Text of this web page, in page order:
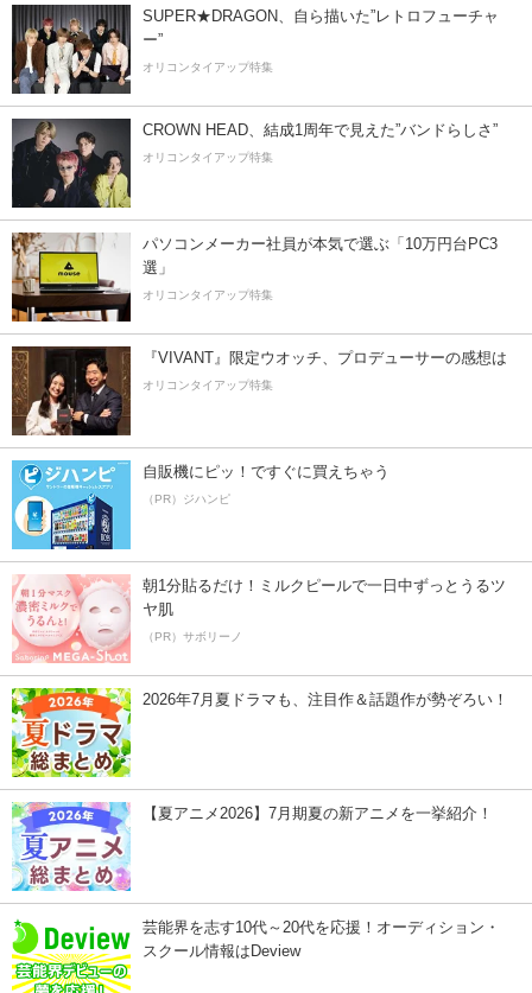
SUPER★DRAGON、自ら描いた”レトロフューチャ
ー”
オリコンタイアップ特集
CROWN HEAD、結成1周年で見えた”バンドらしさ”
オリコンタイアップ特集
パソコンメーカー社員が本気で選ぶ「10万円台PC3
選」
オリコンタイアップ特集
『VIVANT』限定ウオッチ、プロデューサーの感想は
オリコンタイアップ特集
自販機にピッ！ですぐに買えちゃう
（PR）ジハンピ
朝1分貼るだけ！ミルクピールで一日中ずっとうるツ
ヤ肌
（PR）サボリーノ
2026年7月夏ドラマも、注目作＆話題作が勢ぞろい！
【夏アニメ2026】7月期夏の新アニメを一挙紹介！
芸能界を志す10代～20代を応援！オーディション・
スクール情報はDeview